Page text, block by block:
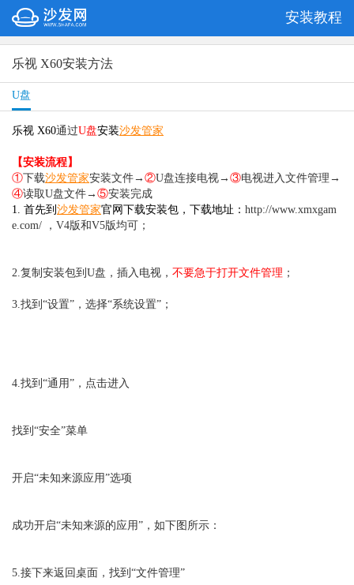
安装教程
乐视 X60安装方法
U盘
乐视 X60通过U盘安装沙发管家
【安装流程】
①下载沙发管家安装文件→ ②U盘连接电视→ ③电视进入文件管理→
④读取U盘文件→ ⑤安装完成
1. 首先到 沙发管家官网下载安装包，下载地址： http://www.xmxgam
e.com/ ，V4版和V5版均可；
2.复制安装包到U盘，插入电视， 不要急于打开文件管理 ；
3.找到“设置”，选择“系统设置”；
4.找到“通用”，点击进入
找到“安全”菜单
开启“未知来源应用”选项
成功开启“未知来源的应用”，如下图所示：
5.接下来返回桌面，找到“文件管理”